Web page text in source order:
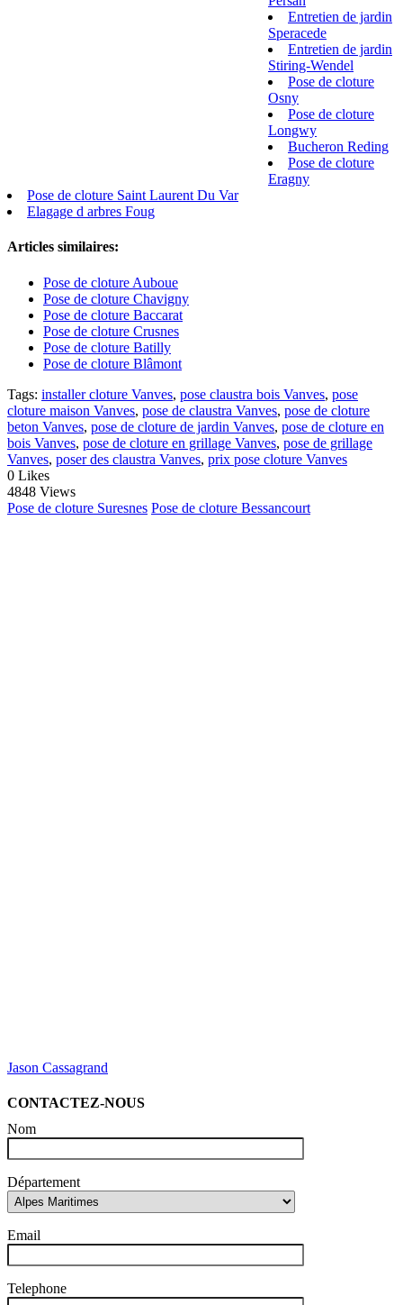
Entretien de jardin
Speracede
Entretien de jardin
Stiring-Wendel
Pose de cloture
Osny
Pose de cloture
Longwy
Bucheron Reding
Pose de cloture
Eragny
Pose de cloture Saint Laurent Du Var
Elagage d arbres Foug
Articles similaires:
Pose de cloture Auboue
Pose de cloture Chavigny
Pose de cloture Baccarat
Pose de cloture Crusnes
Pose de cloture Batilly
Pose de cloture Blâmont
Tags: installer cloture Vanves, pose claustra bois Vanves, pose
cloture maison Vanves, pose de claustra Vanves, pose de cloture
beton Vanves, pose de cloture de jardin Vanves, pose de cloture en
bois Vanves, pose de cloture en grillage Vanves, pose de grillage
Vanves, poser des claustra Vanves, prix pose cloture Vanves
0 Likes
4848 Views
Pose de cloture Suresnes Pose de cloture Bessancourt
Jason Cassagrand
CONTACTEZ-NOUS
Nom
Département
Email
Telephone